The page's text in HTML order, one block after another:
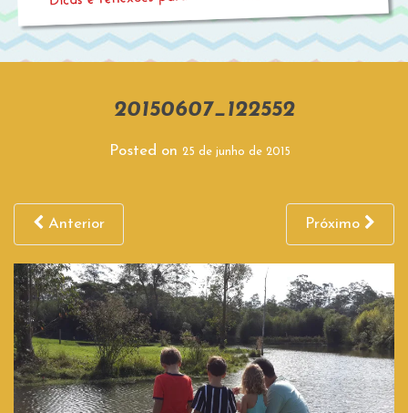
20150607_122552
Posted on 25 de junho de 2015
Anterior Próximo